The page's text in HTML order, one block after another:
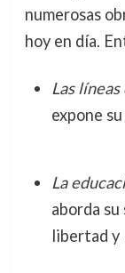
numerosas
hoy en día.
Las
expone
La
aborda
libertad y